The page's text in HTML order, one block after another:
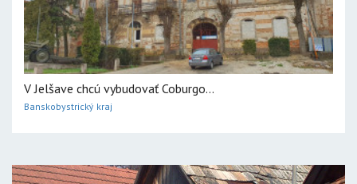
V Jelšave chcú vybudovať Coburgo...
Banskobystrický kraj